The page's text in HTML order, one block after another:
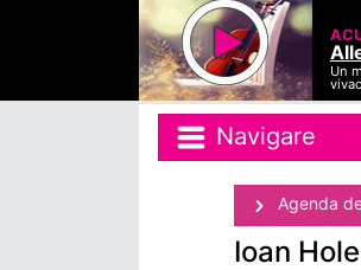
Un
Navigare
Agenda
Ioan